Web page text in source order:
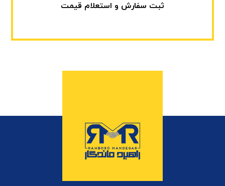
ثبت سفارش و استعلام قیمت